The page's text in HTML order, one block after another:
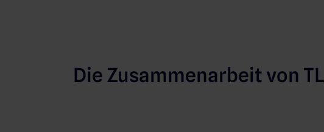
Die Zusammenarbeit von